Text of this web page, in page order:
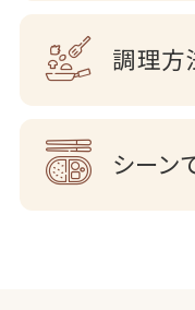
調理方
シーン